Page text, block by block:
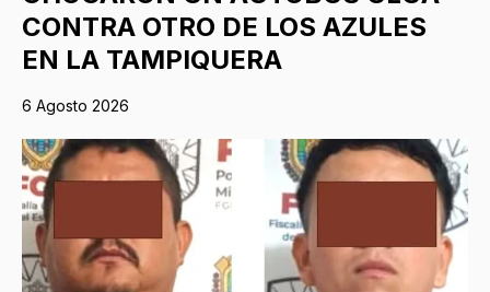
CONTRA OTRO DE LOS AZULES
EN LA TAMPIQUERA
6 Agosto 2026